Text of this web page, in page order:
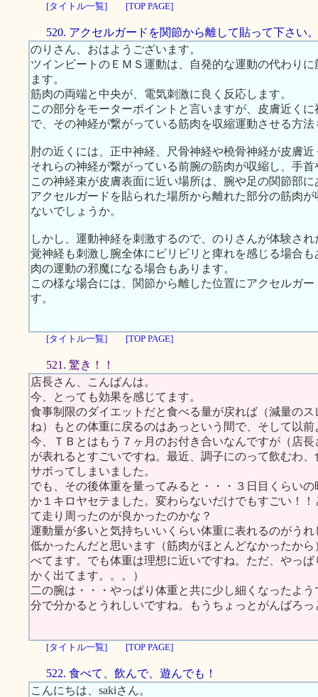
[タイトル一覧] [TOP PAGE]
520. アクセルガードを関節から離して貼って下さい。
のりさん、おはようございます。
ツインビートのＥＭＳ運動は、自発的な運動の代わり
ます。
筋肉の両端と中央が、電気刺激に良く反応します。
この部分をモーターポイントと言いますが、皮膚近く
で、その神経が繋がっている筋肉を収縮運動させる方法
肘の近くには、正中神経、尺骨神経や橈骨神経が皮膚
それらの神経が繋がっている前腕の筋肉が収縮し、手
この神経束が皮膚表面に近い場所は、腕や足の関節部
アクセルガードを貼られた場所から離れた部分の筋肉
ないでしょうか。
しかし、運動神経を刺激するので、のりさんが体験さ
覚神経も刺激し腕全体にビリビリと痺れを感じる場合
肉の運動の邪魔になる場合もあります。
この様な場合には、関節から離した位置にアクセルガ
す。
[タイトル一覧] [TOP PAGE]
521. 驚き！！
店長さん、こんばんは。
今、とっても効果を感じてます。
食事制限のダイエットだと食べる量が戻れば（減量の
ね）もとの体重に戻るのはあっという間で、そして以
今、ＴＢとはもう７ヶ月のお付き合いなんですが（店
が表れるとすごいですね。最近、調子にのって飲むわ
サボってしまいました。
でも、その後体重を量ってみると・・・３日目くらい
か１キロヤセテました。変わらないだけでもすごい！
て走り周ったのが良かったのかな？
運動量が多いと気持ちいいくらい体重に表れるのがう
低かったんだと思います（筋肉がほとんどなかったか
べてます。でも体重は理想に近いですね。ただ、やっ
かく出てます。。。）
二の腕は・・・やっぱり体重と共に少し細くなったよ
分で分かるとうれしいですね。もうちょっとがんばろっ
[タイトル一覧] [TOP PAGE]
522. 食べて、飲んで、遊んでも！
こんにちは、sakiさん。